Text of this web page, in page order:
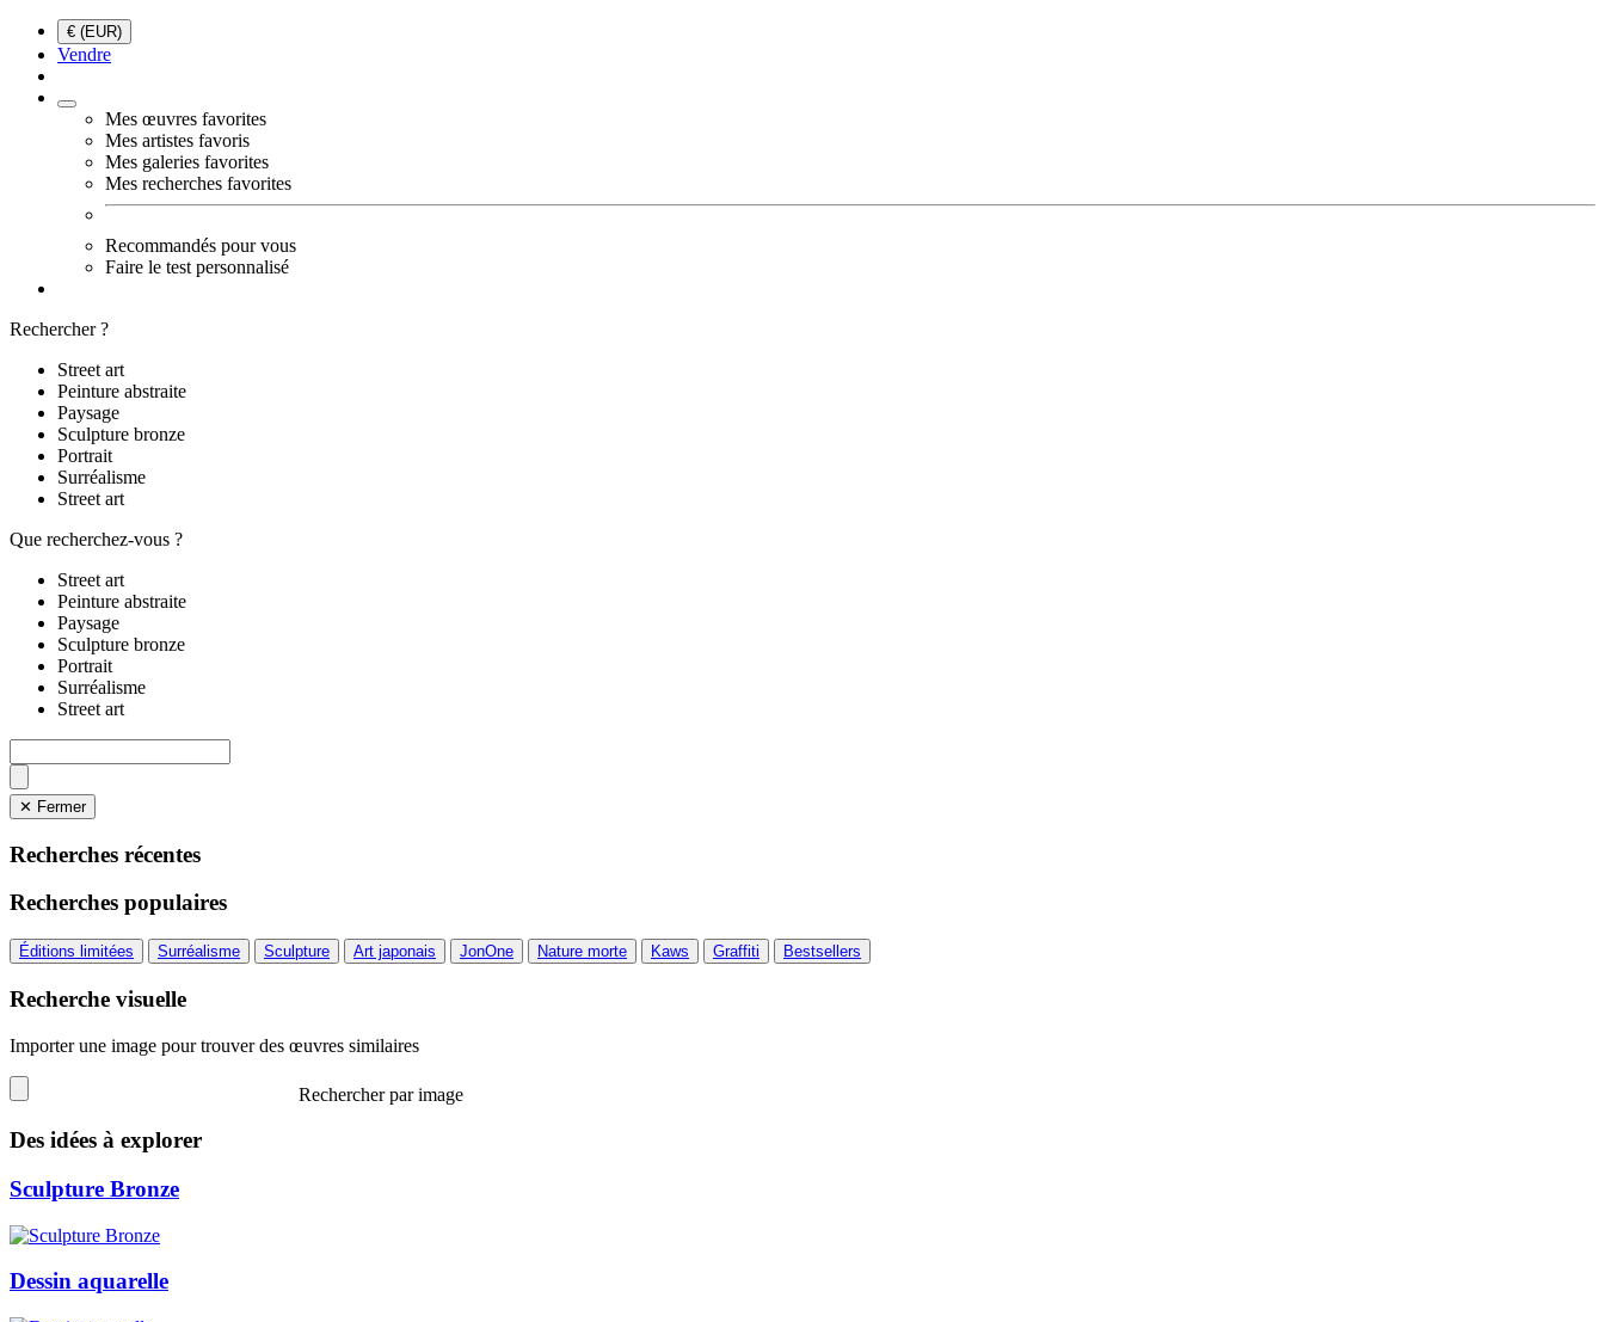
€ (EUR)
Vendre
Mes œuvres favorites
Mes artistes favoris
Mes galeries favorites
Mes recherches favorites
Recommandés pour vous
Faire le test personnalisé
Rechercher ?
Street art
Peinture abstraite
Paysage
Sculpture bronze
Portrait
Surréalisme
Street art
Que recherchez-vous ?
Street art
Peinture abstraite
Paysage
Sculpture bronze
Portrait
Surréalisme
Street art
✕ Fermer
Recherches récentes
Recherches populaires
Éditions limitées Surréalisme Sculpture Art japonais JonOne Nature morte Kaws Graffiti Bestsellers
Recherche visuelle
Importer une image pour trouver des œuvres similaires
Rechercher par image
Des idées à explorer
Sculpture Bronze
Dessin aquarelle